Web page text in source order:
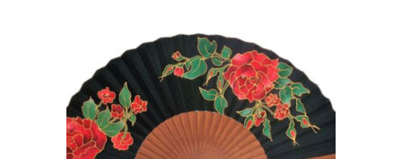
ABANICO ROJO DE SEDA
CON FLORES ROJAS
PINTADAS A MANO
105,00€